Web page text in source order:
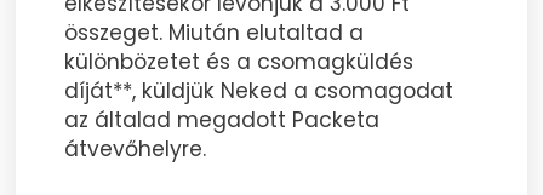
összeget. Miután elutaltad a
különbözetet és a csomagküldés
díját**, küldjük Neked a csomagodat
az általad megadott Packeta
átvevőhelyre.